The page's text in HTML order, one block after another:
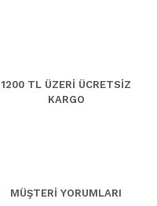
1200 TL ÜZERİ ÜCRETSİZ
KARGO
MÜŞTERİ YORUMLARI